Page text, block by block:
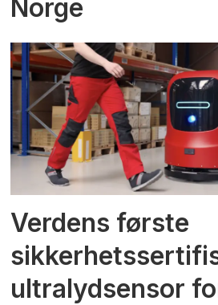
Norge
Verdens første
ultralydsensor